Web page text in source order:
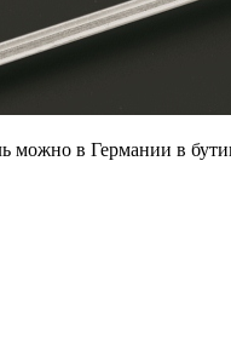
можно в Германии в